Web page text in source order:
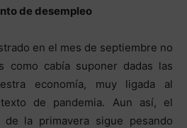
de desempleo
en el mes de septiembre no
como cabía suponer dadas las
economía, muy ligada al
de pandemia. Aun así, el
la primavera sigue pesando